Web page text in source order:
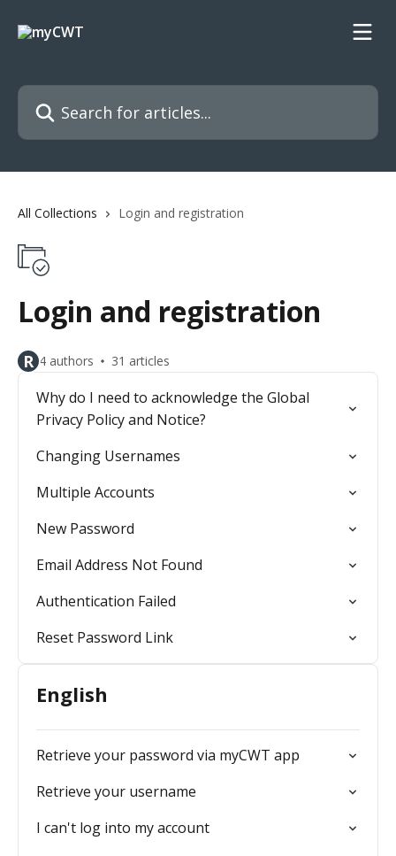
Search for articles...
All Collections Login and registration
Login and registration
R 4 authors 31 articles
Why do I need to acknowledge the Global
Privacy Policy and Notice?
Changing Usernames
Multiple Accounts
New Password
Email Address Not Found
Authentication Failed
Reset Password Link
English
Retrieve your password via myCWT app
Retrieve your username
I can't log into my account